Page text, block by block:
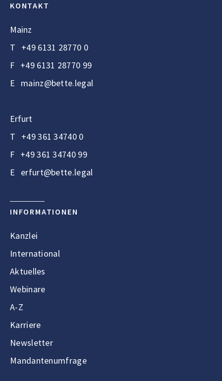
KONTAKT
Mainz
T +49 6131 28770 0
F +49 6131 28770 99
E mainz@bette.legal
Erfurt
T +49 361 34740 0
F +49 361 34740 99
E erfurt@bette.legal
INFORMATIONEN
Kanzlei
International
Aktuelles
Webinare
A-Z
Karriere
Newsletter
Mandantenumfrage